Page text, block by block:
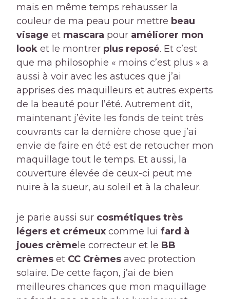
mais en même temps rehausser la
couleur de ma peau pour mettre beau
visage et mascara pour améliorer mon
look et le montrer plus reposé. Et c’est
que ma philosophie « moins c’est plus » a
aussi à voir avec les astuces que j’ai
apprises des maquilleurs et autres experts
de la beauté pour l’été. Autrement dit,
maintenant j’évite les fonds de teint très
couvrants car la dernière chose que j’ai
envie de faire en été est de retoucher mon
maquillage tout le temps. Et aussi, la
couverture élevée de ceux-ci peut me
nuire à la sueur, au soleil et à la chaleur.
je parie aussi sur cosmétiques très
légers et crémeux comme lui fard à
joues crème le correcteur et le BB
crèmes et CC Crèmes avec protection
solaire. De cette façon, j’ai de bien
meilleures chances que mon maquillage